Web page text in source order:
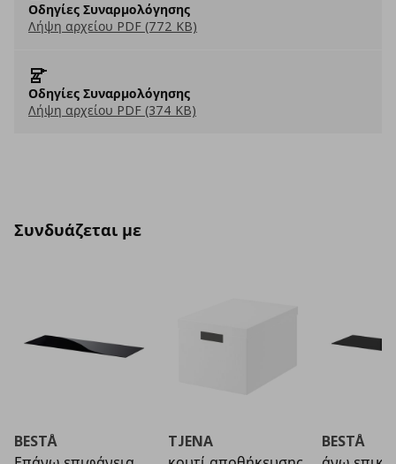
Οδηγίες Συναρμολόγησης
Λήψη αρχείου PDF (772 KB)
Οδηγίες Συναρμολόγησης
Λήψη αρχείου PDF (374 KB)
Συνδυάζεται με
BESTÅ
TJENA
BESTÅ